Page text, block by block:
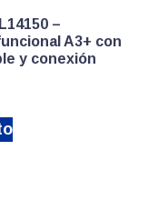
–
A3+ con
y conexión